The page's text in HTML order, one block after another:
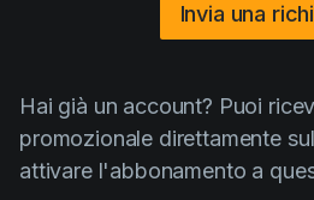
Script coverage
Storyboards
Invia una
Hai già un account? Puoi
promozionale direttamente
attivare l'abbonamento a